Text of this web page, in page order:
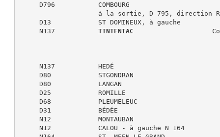
     D796           COMBOURG
à la sortie, D 795, direction
     D13            ST DOMINEUX, à gauche
     N137
TINTENIAC
     N137           HEDÉ
     D80            STGONDRAN
     D80            LANGAN
     D25            ROMILLE
     D68            PLEUMELEUC
     D31            BÉDÉE
     N12            MONTAUBAN
     N12            CALOU - à gauche N 164